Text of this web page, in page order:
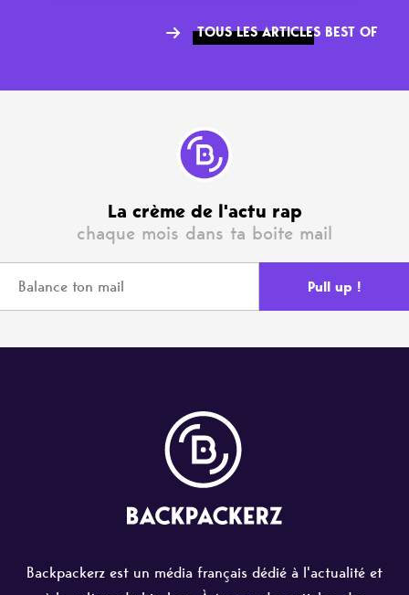
TOUS LES ARTICLES BEST OF
La crème de l'actu rap
chaque mois dans ta boite mail
Backpackerz est un média français dédié à l'actualité et